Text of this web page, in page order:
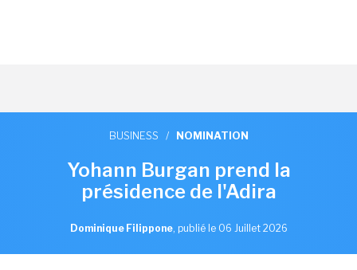
BUSINESS / NOMINATION
Yohann Burgan prend la
présidence de l'Adira
Dominique Filippone, publié le 06 Juillet 2026